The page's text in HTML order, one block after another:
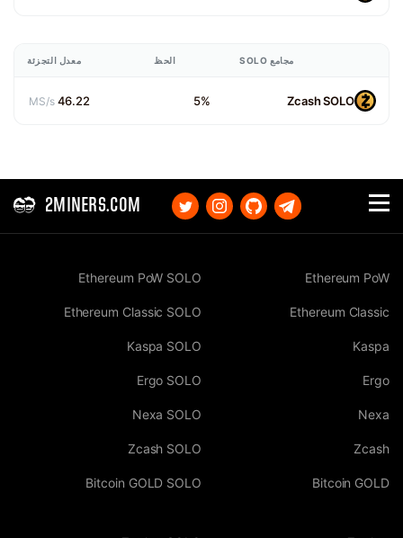
مجامع SOLO الحظ معدل التجزئة
Zcash SOLO
5%
46.22
MS/s
2MINERS.COM
Ethereum PoW
Ethereum Classic
Kaspa
Ergo
Nexa
Zcash
Bitcoin GOLD
Ethereum PoW SOLO
Ethereum Classic SOLO
Kaspa SOLO
Ergo SOLO
Nexa SOLO
Zcash SOLO
Bitcoin GOLD SOLO